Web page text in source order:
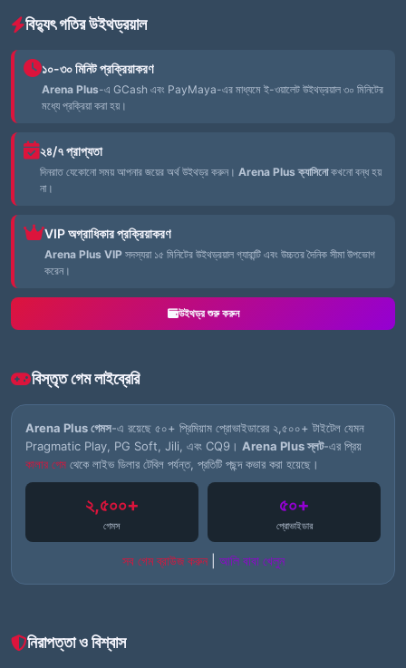
বিদ্যুৎ গতির উইথড্রয়াল
১০-৩০ মিনিট প্রক্রিয়াকরণ
Arena Plus-এ GCash এবং PayMaya-এর মাধ্যমে ই-ওয়ালেট উইথড্রয়াল ৩০ মিনিটের
মধ্যে প্রক্রিয়া করা হয়।
২৪/৭ প্রাপ্যতা
দিনরাত যেকোনো সময় আপনার জয়ের অর্থ উইথড্র করুন। Arena Plus ক্যাসিনোকখনো বন্ধ হয়
না।
VIP অগ্রাধিকার প্রক্রিয়াকরণ
Arena Plus VIP সদস্যরা ১৫ মিনিটের উইথড্রয়াল গ্যারান্টি এবং উচ্চতর দৈনিক সীমা উপভোগ
করেন।
উইথড্র শুরু করুন
বিস্তৃত গেম লাইব্রেরি
Arena Plus গেমস-এ রয়েছে ৫০+ প্রিমিয়াম প্রোভাইডারের ২,৫০০+ টাইটেল যেমন
Pragmatic Play, PG Soft, Jili, এবং CQ9। Arena Plus স্লট-এর প্রিয়
কালার গেম থেকে লাইভ ডিলার টেবিল পর্যন্ত, প্রতিটি পছন্দ কভার করা হয়েছে।
২,৫০০+
গেমস
৫০+
প্রোভাইডার
সব গেম ব্রাউজ করুন| আলি বাবা খেলুন
নিরাপত্তা ও বিশ্বাস